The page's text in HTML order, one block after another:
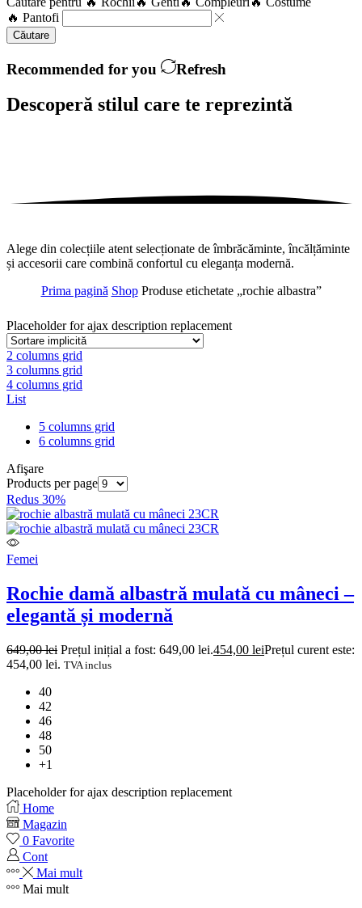
🔥 Pantofi
Căutare
Recommended for you Refresh
Descoperă stilul care te reprezintă
Alege din colecțiile atent selecționate de îmbrăcăminte, încălțăminte
și accesorii care combină confortul cu eleganța modernă.
Prima pagină Shop Produse etichetate „rochie albastra”
Placeholder for ajax description replacement
2 columns grid
3 columns grid
4 columns grid
List
5 columns grid
6 columns grid
Afişare
Products per page
Redus 30%
Femei
Rochie damă albastră mulată cu mâneci –
elegantă și modernă
649,00lei Prețul inițial a fost: 649,00 lei.454,00 leiPrețul curent este:
454,00 lei. TVA inclus
40
42
46
48
50
+1
Placeholder for ajax description replacement
Home
Magazin
0 Favorite
Cont
Mai mult
Mai mult